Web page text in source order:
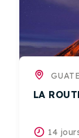
LA
14